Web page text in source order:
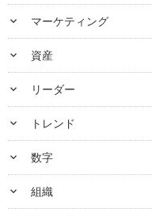
keyboard_arrow_down マーケティング
keyboard_arrow_down 資産
keyboard_arrow_down リーダー
keyboard_arrow_down トレンド
keyboard_arrow_down 数字
keyboard_arrow_down 組織